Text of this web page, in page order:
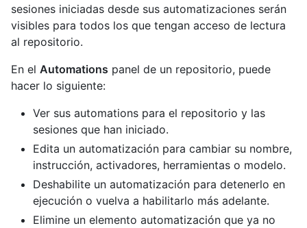
sesiones iniciadas desde sus automatizaciones serán
visibles para todos los que tengan acceso de lectura
al repositorio.
En el Automations panel de un repositorio, puede
hacer lo siguiente:
Ver sus automations para el repositorio y las
sesiones que han iniciado.
Edita un automatización para cambiar su nombre,
instrucción, activadores, herramientas o modelo.
Deshabilite un automatización para detenerlo en
ejecución o vuelva a habilitarlo más adelante.
Elimine un elemento automatización que ya no